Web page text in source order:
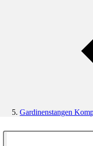
Gardinenstangen